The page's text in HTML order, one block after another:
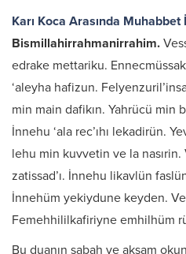
Karı Koca Arasında
Bismillahirrahmanirrahim.
edrake mettariku.
‘aleyha hafizun.
min main dafikın. Yahrücü min
İnnehu ‘ala rec’ıhı lekadirün.
lehu min kuvvetin ve la nasırin.
zatissad’ı. İnnehu likavlün
İnnehüm yekiydune keyden.
Femehhililkafiriyne emhilhüm
Bu duanın sabah ve akşam